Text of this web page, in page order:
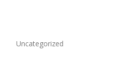
Uncategorized